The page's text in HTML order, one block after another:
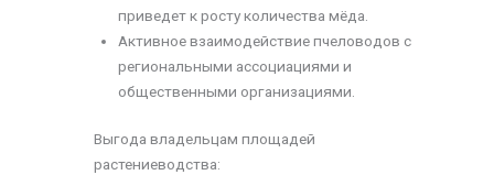
приведет к росту количества мёда.
Активное взаимодействие пчеловодов с
региональными ассоциациями и
общественными организациями.
Выгода владельцам площадей
растениеводства: